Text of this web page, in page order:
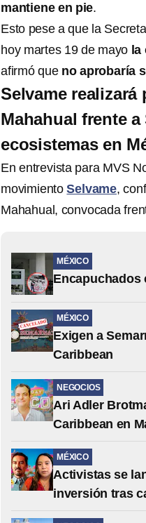
mantiene en pie.
Esto pese a que la
hoy martes 19 de mayo
afirmó que no aprobaría
Selvame realizará
Mahahual frente
ecosistemas en
En entrevista para MVS
movimientoSelvame,
Mahahual, convocada
MÉXICO
Encapuchados
MÉXICO
Exigen a
Caribbean
NEGOCIOS
Ari Adler
Caribbean en
MÉXICO
Activistas se
inversión tras